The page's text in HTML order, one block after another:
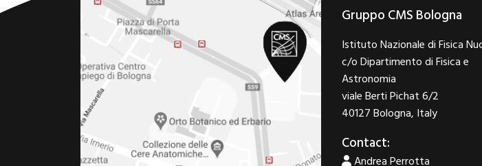
Gruppo CMS Bologna
Istituto Nazionale di Fisica
c/o Dipartimento di Fisica e
Astronomia
viale Berti Pichat 6/2
40127 Bologna, Italy
Contact:
Andrea Perrotta